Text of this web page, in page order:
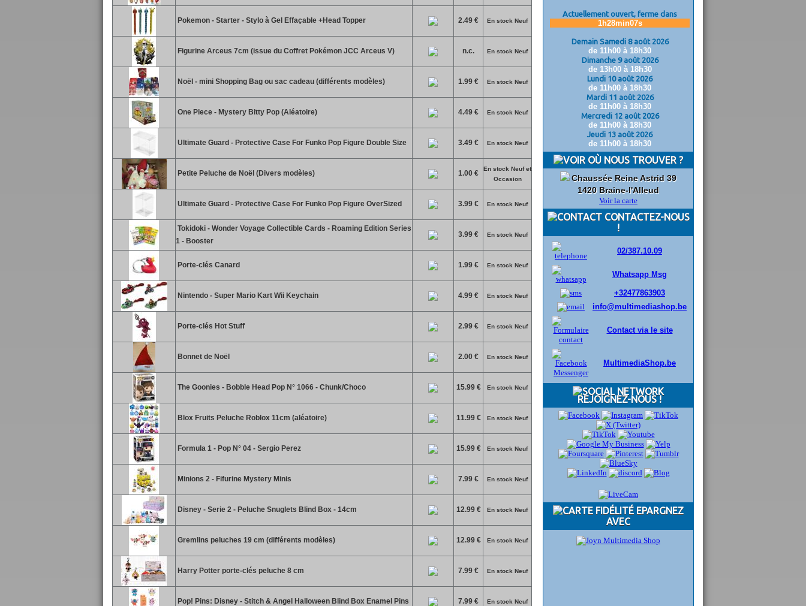
Pokemon - Starter - Stylo à Gel Effaçable +Head Topper 2.49 € En stock Neuf
Figurine Arceus 7cm (issue du Coffret Pokémon JCC Arceus V) n.c. En stock Neuf
Noël - mini Shopping Bag ou sac cadeau (différents modèles) 1.99 € En stock Neuf
One Piece - Mystery Bitty Pop (Aléatoire) 4.49 € En stock Neuf
Ultimate Guard - Protective Case For Funko Pop Figure Double Size 3.49 € En stock Neuf
Petite Peluche de Noël (Divers modèles) 1.00 €
En stock Neuf et
Occasion
Ultimate Guard - Protective Case For Funko Pop Figure OverSized 3.99 € En stock Neuf
Tokidoki - Wonder Voyage Collectible Cards - Roaming Edition Series
1 - Booster
3.99 € En stock Neuf
Porte-clés Canard 1.99 € En stock Neuf
Nintendo - Super Mario Kart Wii Keychain 4.99 € En stock Neuf
Porte-clés Hot Stuff 2.99 € En stock Neuf
Bonnet de Noël 2.00 € En stock Neuf
The Goonies - Bobble Head Pop N° 1066 - Chunk/Choco 15.99 € En stock Neuf
Blox Fruits Peluche Roblox 11cm (aléatoire) 11.99 € En stock Neuf
Formula 1 - Pop N° 04 - Sergio Perez 15.99 € En stock Neuf
Minions 2 - Fifurine Mystery Minis 7.99 € En stock Neuf
Disney - Serie 2 - Peluche Snuglets Blind Box - 14cm 12.99 € En stock Neuf
Gremlins peluches 19 cm (différents modèles) 12.99 € En stock Neuf
Harry Potter porte-clés peluche 8 cm 7.99 € En stock Neuf
Pop! Pins: Disney - Stitch & Angel Halloween Blind Box Enamel Pins 7.99 € En stock Neuf
Actuellement ouvert, ferme dans
1h28min06s
Demain Samedi 8 août 2026
de 11h00 à 18h30
Dimanche 9 août 2026
de 13h00 à 18h30
Lundi 10 août 2026
de 11h00 à 18h30
Mardi 11 août 2026
de 11h00 à 18h30
Mercredi 12 août 2026
de 11h00 à 18h30
Jeudi 13 août 2026
de 11h00 à 18h30
OÙ NOUS TROUVER ?
Chaussée Reine Astrid 39
1420 Braine-l'Alleud
Voir la carte
CONTACTEZ-NOUS
!
02/387.10.09
Whatsapp Msg
+32477863903
info@multimediashop.be
Contact via le site
MultimediaShop.be
REJOIGNEZ-NOUS !
EPARGNEZ
AVEC